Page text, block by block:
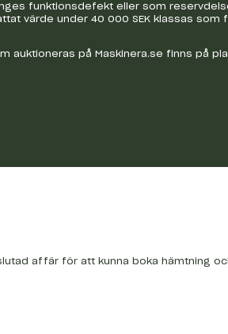
funktionsdefekt eller som
värde under 40 000 SEK klassas
auktioneras på Maskinera.se finns på
affär för att kunna boka hämtning